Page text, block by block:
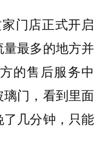
门店正式开启
最多的地方并
的售后服务中
门，看到里面
几分钟，只能